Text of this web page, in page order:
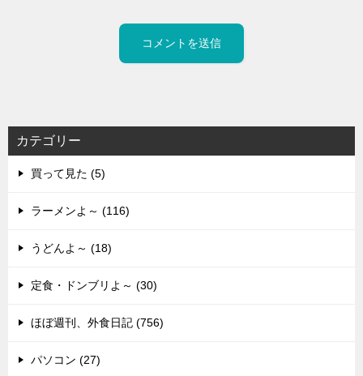
カテゴリー
買って見た (5)
ラーメンよ～ (116)
うどんよ～ (18)
定食・ドンブリよ～ (30)
ほぼ週刊、外食日記 (756)
パソコン (27)